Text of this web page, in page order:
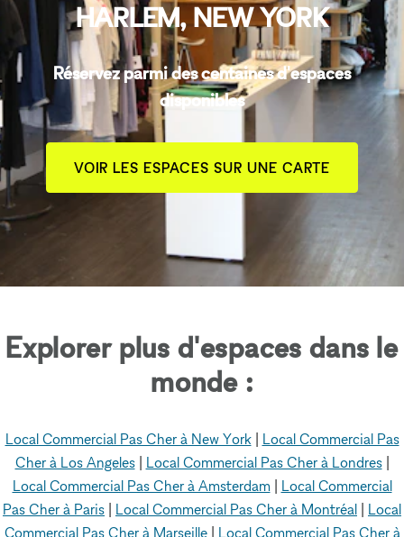
HARLEM, NEW YORK
Réservez parmi des centaines d'espaces
disponibles
VOIR LES ESPACES SUR UNE CARTE
Explorer plus d'espaces dans le
monde :
Local Commercial Pas Cher à New York| Local Commercial Pas
Cher à Los Angeles| Local Commercial Pas Cher à Londres|
Local Commercial Pas Cher à Amsterdam| Local Commercial
Pas Cher à Paris
Local Commercial Pas Cher à Montréal
Local
Commercial Pas Cher à Marseille| Local Commercial Pas Cher à